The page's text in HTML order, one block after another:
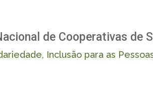
de Cooperativas de
Inclusão para as